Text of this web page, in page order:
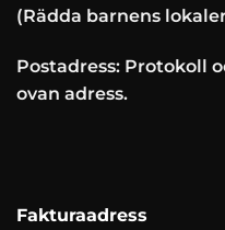
(Rädda barnens
Postadress: Protokoll
ovan adress.
Fakturaadress